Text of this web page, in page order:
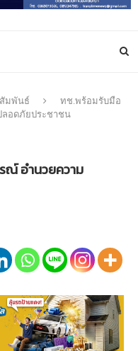
มพันธ์
ทช.พร้อมรับมือ
ลอดภัยประชาชน
ณ์ อำนวยความ